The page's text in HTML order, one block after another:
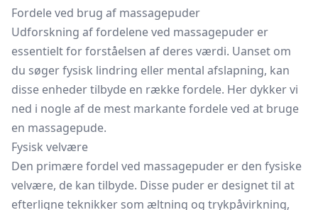
Fordele ved brug af massagepuder
Udforskning af fordelene ved massagepuder er
essentielt for forståelsen af deres værdi. Uanset om
du søger fysisk lindring eller mental afslapning, kan
disse enheder tilbyde en række fordele. Her dykker vi
ned i nogle af de mest markante fordele ved at bruge
en massagepude.
Fysisk velvære
Den primære fordel ved massagepuder er den fysiske
velvære, de kan tilbyde. Disse puder er designet til at
efterligne teknikker som æltning og trykpåvirkning,